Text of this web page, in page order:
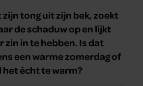
zijn tong uit zijn bek, zoekt
de schaduw op en lijkt
zin in te hebben. Is dat
een warme zomerdag of
écht te warm?